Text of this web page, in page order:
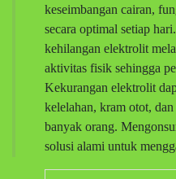
keseimbangan cairan,
secara optimal setiap
kehilangan elektrolit
aktivitas fisik sehingga
Kekurangan elektrolit
kelelahan, kram otot,
banyak orang.
solusi alami untuk